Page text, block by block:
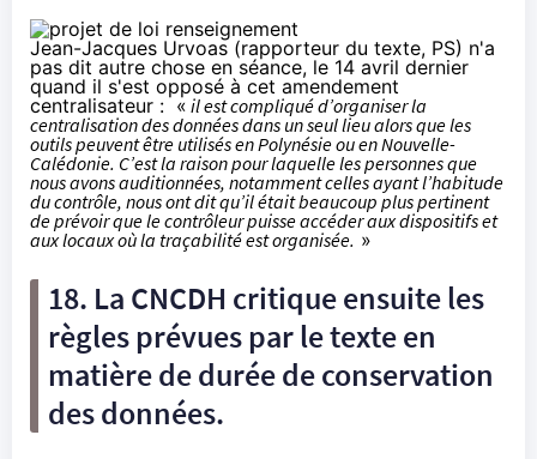
Jean-Jacques Urvoas (rapporteur du texte, PS) n'a
pas dit autre chose en séance, le 14 avril dernier
quand il s'est opposé à cet amendement
centralisateur : « il est compliqué d’organiser la
centralisation des données dans un seul lieu alors que les
outils peuvent être utilisés en Polynésie ou en Nouvelle-
Calédonie. C’est la raison pour laquelle les personnes que
nous avons auditionnées, notamment celles ayant l’habitude
du contrôle, nous ont dit qu’il était beaucoup plus pertinent
de prévoir que le contrôleur puisse accéder aux dispositifs et
aux locaux où la traçabilité est organisée. »
18. La CNCDH critique ensuite les
règles prévues par le texte en
matière de durée de conservation
des données.